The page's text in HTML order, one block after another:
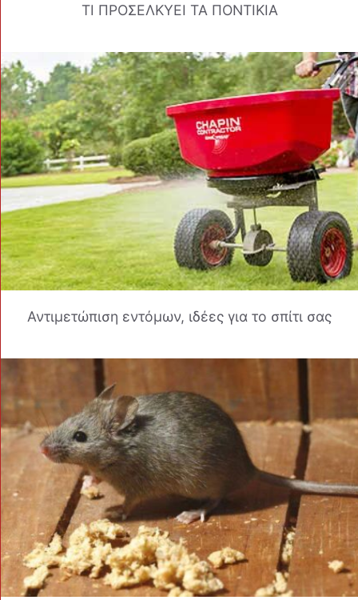
ΤΙ ΠΡΟΣΕΛΚΥΕΙ ΤΑ ΠΟΝΤΙΚΙΑ
Αντιμετώπιση εντόμων, ιδέες για το σπίτι σας